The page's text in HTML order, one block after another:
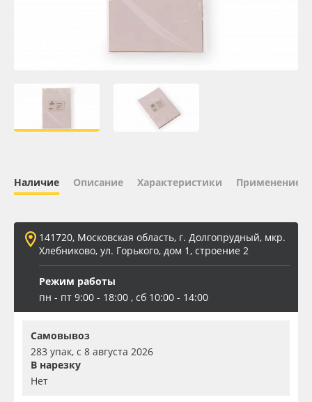
Плёнка монтажная Oratape
ПЭТ листовой
Баннер
Заготовки для сувениров
Наличие Описание Характеристики Применение
141720, Московская область, г. Долгопрудный, мкр.
Хлебниково, ул. Горького, дом 1, строение 2
Режим работы
пн - пт 9:00 - 18:00 , сб 10:00 - 14:00
Самовывоз
283 упак, с 8 августа 2026
В нарезку
Нет